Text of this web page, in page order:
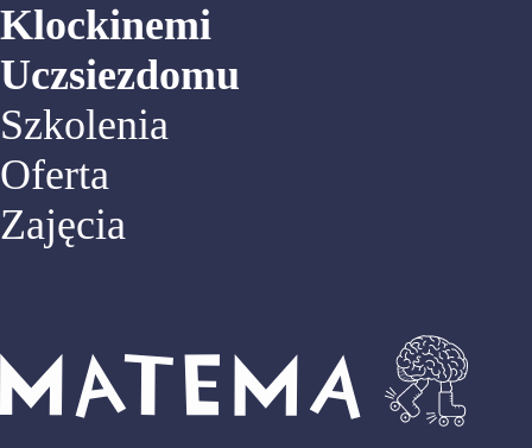
Klockinemi
Uczsiezdomu
Szkolenia
Oferta
Zajęcia